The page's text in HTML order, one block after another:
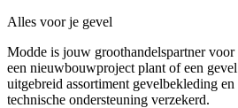
Alles voor je gevel
Modde is jouw groothandelspartner
een nieuwbouwproject plant of een
uitgebreid assortiment gevelbekleding
technische ondersteuning verzekerd.